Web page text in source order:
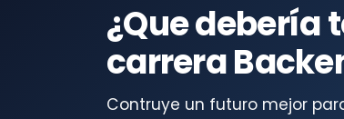
¿Que debería
carrera
Contruye un futuro mejor